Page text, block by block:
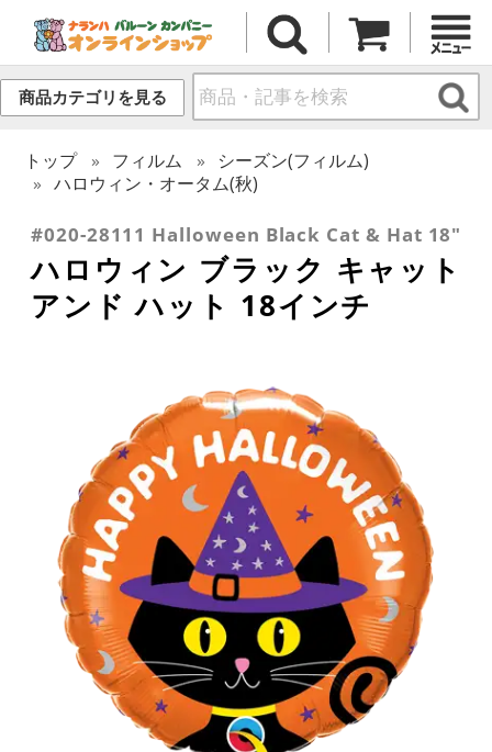
商品カテゴリを見る
トップ フィルム
シーズン(フィルム)
ハロウィン・オータム(秋)
#020-28111 Halloween Black Cat & Hat 18"
ハロウィン ブラック キャット
アンド ハット 18インチ